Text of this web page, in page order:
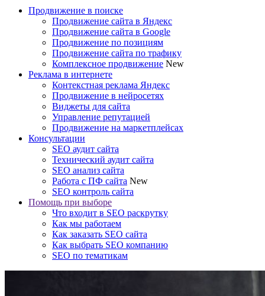
Продвижение в поиске
Продвижение сайта в Яндекс
Продвижение сайта в Google
Продвижение по позициям
Продвижение сайта по трафику
Комплексное продвижение New
Реклама в интернете
Контекстная реклама Яндекс
Продвижение в нейросетях
Виджеты для сайта
Управление репутацией
Продвижение на маркетплейсах
Консультации
SEO аудит сайта
Технический аудит сайта
SEO анализ сайта
Работа с ПФ сайта New
SEO контроль сайта
Помощь при выборе
Что входит в SEO раскрутку
Как мы работаем
Как заказать SEO сайта
Как выбрать SEO компанию
SEO по тематикам